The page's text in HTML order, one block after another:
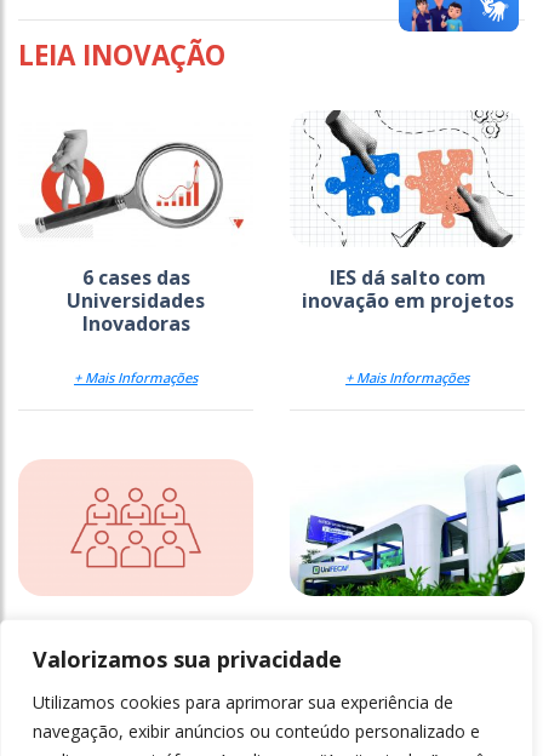
Valorizamos sua privacidade
Utilizamos cookies para aprimorar sua experiência de
navegação, exibir anúncios ou conteúdo personalizado e
LEIA INOVAÇÃO
6 cases das
Universidades
Inovadoras
+ Mais Informações
IES dá salto com
inovação em projetos
+ Mais Informações
brasileiras reinventam
a educação
+ Mais Informações
de trabalho na
+ Mais Informações